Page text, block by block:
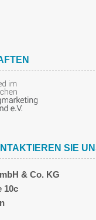
SIE
& Co. KG
10c